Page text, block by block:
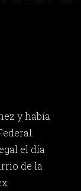
y había
el día
de la